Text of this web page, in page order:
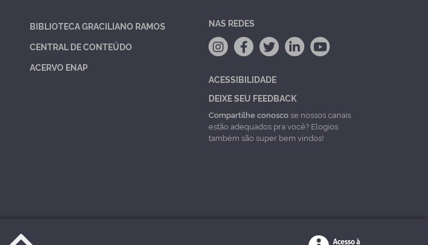
BIBLIOTECA GRACILIANO RAMOS
CENTRAL DE CONTEÚDO
ACERVO ENAP
NAS REDES
ACESSIBILIDADE
DEIXE SEU FEEDBACK
Compartilhe conoscose nossos canais
estão adequados pra você? Elogios
também são super bem vindos!